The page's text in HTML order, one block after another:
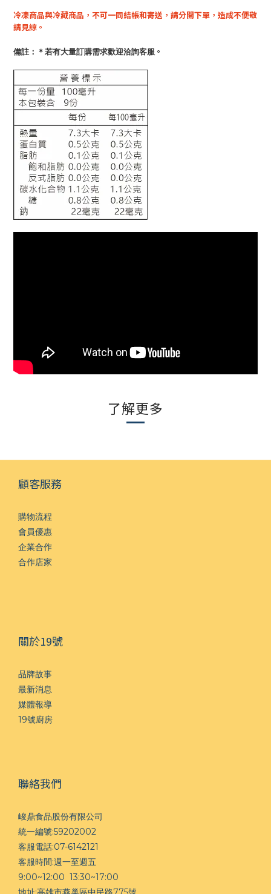
冷凍商品與冷藏商品 ， 不可一同結帳和寄送，請分開下單，造成不便敬
請見諒。
備註： ＊若有大量訂購需求歡迎洽詢客服 。
了解更多
顧客服務
購物流程
會員優惠
企業合作
合作店家
關於19號
品牌故事
最新消息
媒體報導
19號廚房
聯絡我們
峻鼎食品股份有限公司
統一編號:59202002
客服電話:07-6142121
客服時間:週一至週五
9:00~12:00 13:30~17:00